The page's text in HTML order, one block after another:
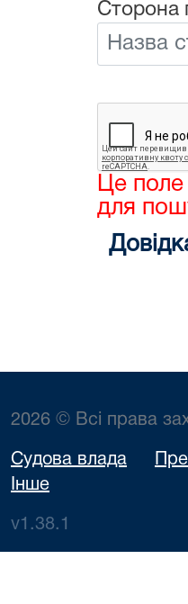
Сторона
Це
для
2026 © Всі права
Судова влада
Інше
v1.38.1